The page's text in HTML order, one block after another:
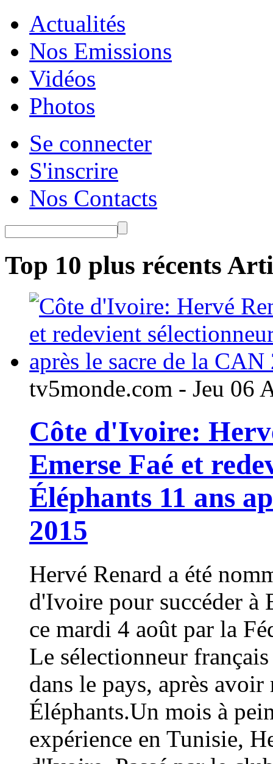
Actualités
Nos Emissions
Vidéos
Photos
Se connecter
S'inscrire
Nos Contacts
Top 10 plus récents
tv5monde.com - Jeu 06
Côte d'Ivoire:
Emerse Faé et
Éléphants 11 ans
2015
Hervé Renard a été
d'Ivoire pour succéder à
ce mardi 4 août par la
Le sélectionneur
dans le pays, après
Éléphants.Un mois à
expérience en Tunisie,